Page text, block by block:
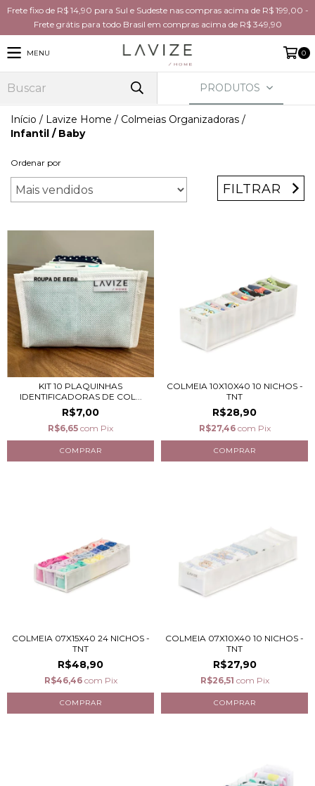
Frete fixo de R$ 14,90 para Sul e Sudeste nas compras acima de R$ 199,00 -
Frete grátis para todo Brasil em compras acima de R$ 349,90
MENU 0
PRODUTOS
Início / Lavize Home / Colmeias Organizadoras /
Infantil / Baby
Ordenar por
FILTRAR
KIT 10 PLAQUINHAS
IDENTIFICADORAS DE COL...
R$7,00
R$6,65 com Pix
COLMEIA 10X10X40 10 NICHOS -
TNT
R$28,90
R$27,46 com Pix
COLMEIA 07X15X40 24 NICHOS -
TNT
R$48,90
R$46,46 com Pix
COLMEIA 07X10X40 10 NICHOS -
TNT
R$27,90
R$26,51 com Pix